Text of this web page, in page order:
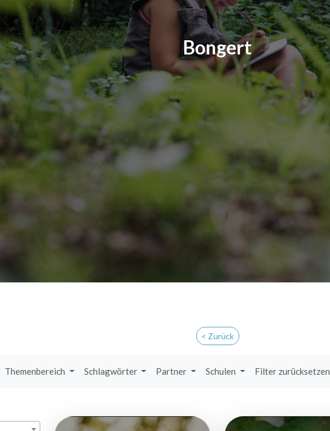
Bongert
< Zurück
Themenbereich Schlagwörter Partner Schulen Filter zurücksetzen